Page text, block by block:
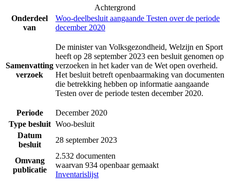
Achtergrond
Onderdeel
van
Woo-deelbesluit aangaande Testen over de periode
december 2020
Samenvatting
verzoek
De minister van Volksgezondheid, Welzijn en Sport
heeft op 28 september 2023 een besluit genomen op
verzoeken in het kader van de Wet open overheid.
Het besluit betreft openbaarmaking van documenten
die betrekking hebben op informatie aangaande
Testen over de periode testen december 2020.
Periode
December 2020
Type besluit Woo-besluit
Datum
besluit
28 september 2023
Omvang
publicatie
2.532 documenten
waarvan 934 openbaar gemaakt
Inventarislijst